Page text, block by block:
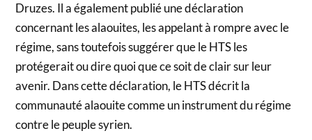
Druzes. Il a également publié une déclaration
concernant les alaouites, les appelant à rompre avec le
régime, sans toutefois suggérer que le HTS les
protégerait ou dire quoi que ce soit de clair sur leur
avenir. Dans cette déclaration, le HTS décrit la
communauté alaouite comme un instrument du régime
contre le peuple syrien.